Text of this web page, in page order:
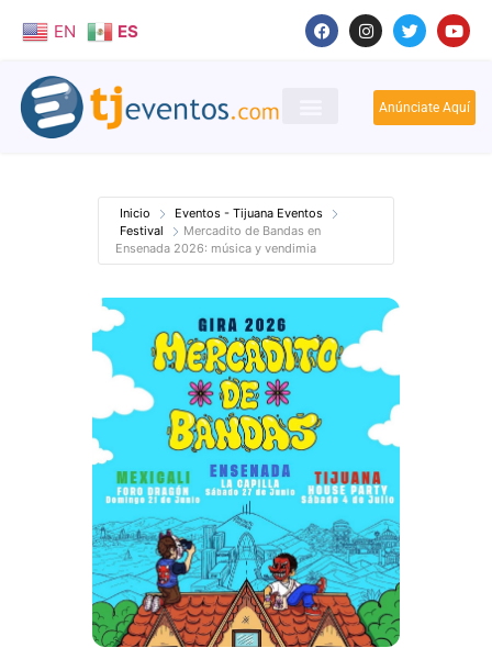
EN ES
Anúnciate Aquí
Inicio
Eventos - Tijuana Eventos
Festival
Mercadito de Bandas en
Ensenada 2026: música y vendimia